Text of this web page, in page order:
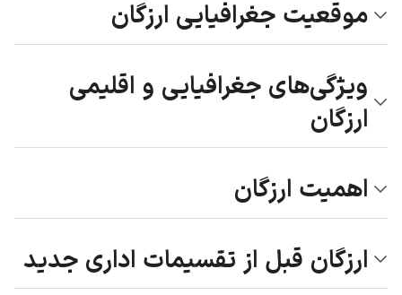
موقعیت جغرافیایی ارزگان
ویژگی‌های جغرافیایی و اقلیمی
ارزگان
اهمیت ارزگان
ارزگان قبل از تقسیمات اداری جدید